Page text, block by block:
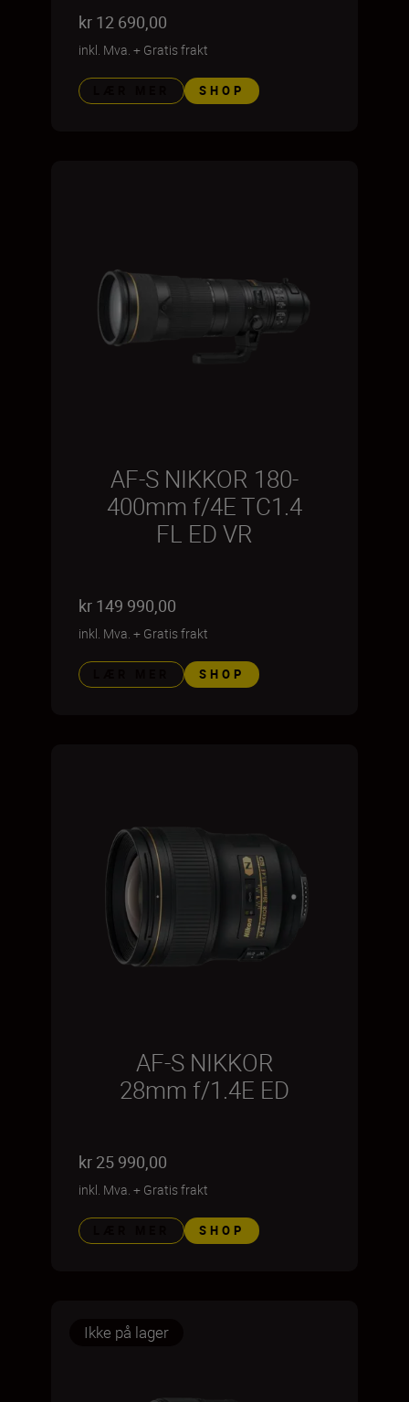
kr 12 690,00
inkl. Mva. + Gratis frakt
SHOP
AF-S NIKKOR 180-
400mm f/4E TC1.4
FL ED VR
kr 149 990,00
inkl. Mva. + Gratis frakt
SHOP
AF-S NIKKOR
28mm f/1.4E ED
kr 25 990,00
inkl. Mva. + Gratis frakt
SHOP
Ikke på lager